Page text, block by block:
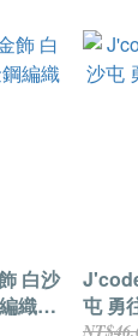
白沙
織成
屯 勇